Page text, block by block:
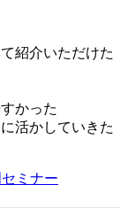
紹介いただけた
かった
活かしていきた
ミナー